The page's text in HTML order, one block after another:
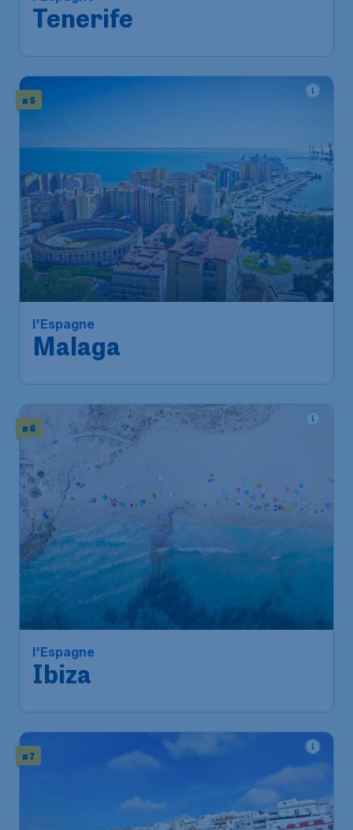
Tenerife
# 5
l'Espagne
Malaga
# 6
l'Espagne
Ibiza
# 7